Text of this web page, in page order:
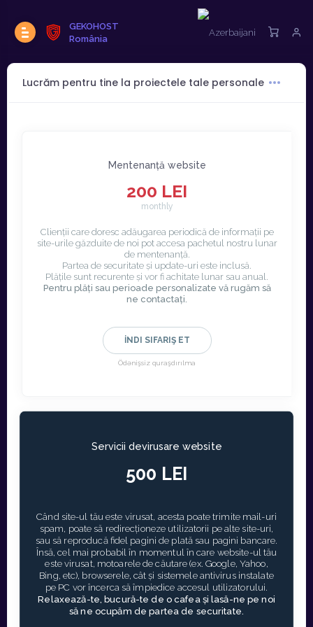
GEKOHOST
România
Lucrăm pentru tine la proiectele tale personale
Mentenanță website
200 LEI
monthly
Clienții care doresc adăugarea periodică de informații pe
site-urile găzduite de noi pot accesa pachetul nostru lunar
de mentenanță.
Partea de securitate și update-uri este inclusă.
Plățile sunt recurente și vor fi achitate lunar sau anual.
Pentru plăți sau perioade personalizate vă rugăm să
ne contactați.
İNDI SIFARIŞ ET
Ödənişsiz quraşdırılma
Servicii devirusare website
500 LEI
Când site-ul tău este virusat, acesta poate trimite mail-uri
spam, poate să redirecționeze utilizatorii pe alte site-uri,
sau să reproducă fidel pagini de plată sau pagini bancare.
Însă, cel mai probabil în momentul în care website-ul tău
este virusat, motoarele de căutare (ex. Google, Yahoo,
Bing, etc), browserele, cât și sistemele antivirus instalate
pe PC vor încerca să împiedice accesul utilizatorului.
Relaxează-te, bucură-te de o cafea și lasă-ne pe noi
să ne ocupăm de partea de securitate.